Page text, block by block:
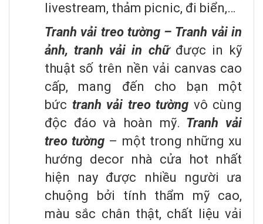
livestream, thảm picnic, đi biển,…
Tranh vải treo tường – Tranh vải in
ảnh, tranh vải in chữ được in kỹ
thuật số trên nền vải canvas cao
cấp, mang đến cho bạn một
bức tranh vải treo tường vô cùng
độc đáo và hoàn mỹ. Tranh vải
treo tường – một trong những xu
hướng decor nhà cửa hot nhất
hiện nay được nhiều người ưa
chuộng bởi tính thẩm mỹ cao,
màu sắc chân thật, chất liệu vải